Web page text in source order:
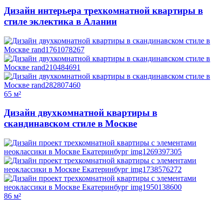
Дизайн интерьера трехкомнатной квартиры в
стиле эклектика в Алании
65 м²
Дизайн двухкомнатной квартиры в
скандинавском стиле в Москве
86 м²